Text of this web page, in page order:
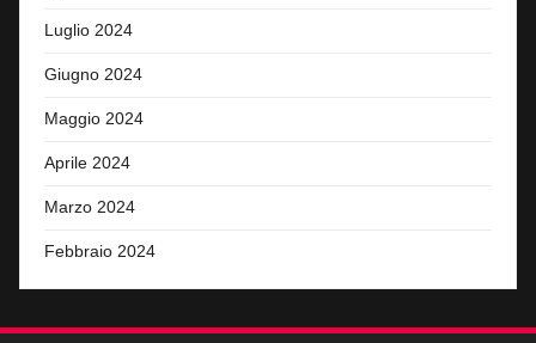
Luglio 2024
Giugno 2024
Maggio 2024
Aprile 2024
Marzo 2024
Febbraio 2024